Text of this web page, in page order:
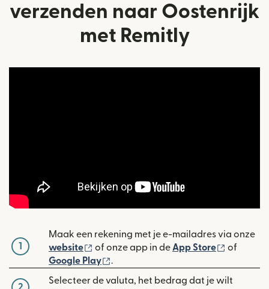
verzenden naar Oostenrijk
met Remitly
1
Maak een rekening met je e-mailadres via onze
website
(wordt geopend in een nieuw venster)
of onze app in deApp Store (wordt
of
Google Play
(wordt geopend in een nieuw
.
Selecteer de valuta, het bedrag dat je wilt